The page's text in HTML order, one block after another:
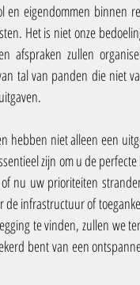
en eigendommen binnen
Het is niet onze
afspraken zullen
tal van panden die niet
hebben niet alleen een
zijn om u de
nu uw prioriteiten
de infrastructuur of
te vinden, zullen we
bent van een